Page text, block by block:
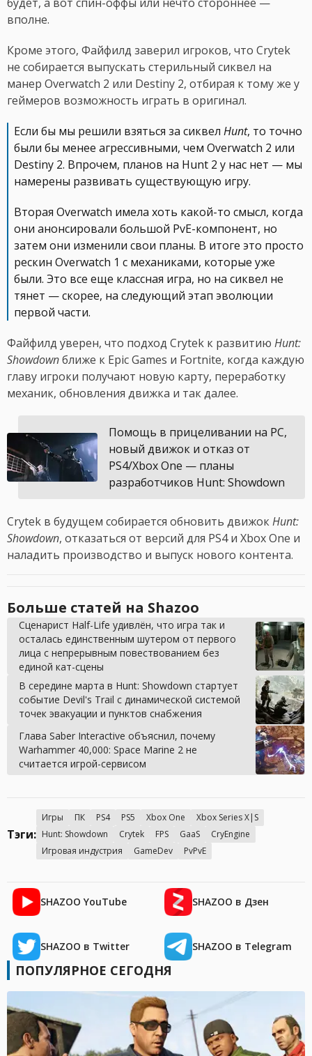
вполне.
Кроме этого, Файфилд заверил игроков, что Crytek
не собирается выпускать стерильный сиквел на
манер Overwatch 2 или Destiny 2, отбирая к тому же у
геймеров возможность играть в оригинал.
Если бы мы решили взяться за сиквел Hunt, то точно
были бы менее агрессивными, чем Overwatch 2 или
Destiny 2. Впрочем, планов на Hunt 2 у нас нет — мы
намерены развивать существующую игру.
Вторая Overwatch имела хоть какой-то смысл, когда
они анонсировали большой PvE-компонент, но
затем они изменили свои планы. В итоге это просто
рескин Overwatch 1 с механиками, которые уже
были. Это все еще классная игра, но на сиквел не
тянет — скорее, на следующий этап эволюции
первой части.
Файфилд уверен, что подход Crytek к развитию Hunt:
Showdownближе к Epic Games и Fortnite, когда каждую
главу игроки получают новую карту, переработку
механик, обновления движка и так далее.
Помощь в прицеливании на PC,
новый движок и отказ от
PS4/Xbox One — планы
разработчиков Hunt: Showdown
Crytek в будущем собирается обновить движокHunt:
Showdown, отказаться от версий для PS4 и Xbox One и
наладить производство и выпуск нового контента.
Больше статей на Shazoo
Сценарист Half-Life удивлён, что игра так и
осталась единственным шутером от первого
лица с непрерывным повествованием без
единой кат-сцены
В середине марта в Hunt: Showdown стартует
событие Devil's Trail с динамической системой
точек эвакуации и пунктов снабжения
Глава Saber Interactive объяснил, почему
Warhammer 40,000: Space Marine 2 не
считается игрой-сервисом
Тэги:
Игры ПК PS4 PS5 Xbox One
Xbox Series X|S
Hunt: Showdown
Crytek FPS GaaS
CryEngine
Игровая индустрия
GameDev PvPvE
SHAZOO YouTube SHAZOO в Дзен
SHAZOO в Twitter SHAZOO в Telegram
ПОПУЛЯРНОЕ СЕГОДНЯ